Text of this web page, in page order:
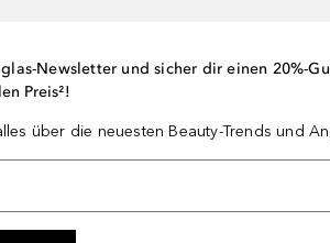
Newsletter und sicher dir einen 20%-
Preis²!
über die neuesten Beauty-Trends und